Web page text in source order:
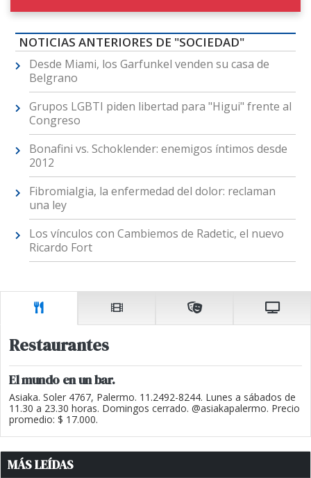
NOTICIAS ANTERIORES DE "SOCIEDAD"
Desde Miami, los Garfunkel venden su casa de
Belgrano
Grupos LGBTI piden libertad para "Higui" frente al
Congreso
Bonafini vs. Schoklender: enemigos íntimos desde
2012
Fibromialgia, la enfermedad del dolor: reclaman
una ley
Los vínculos con Cambiemos de Radetic, el nuevo
Ricardo Fort
Restaurantes
El mundo en un bar.
Asiaka. Soler 4767, Palermo. 11.2492-8244. Lunes a sábados de
11.30 a 23.30 horas. Domingos cerrado. @asiakapalermo. Precio
promedio: $ 17.000.
MÁS LEÍDAS